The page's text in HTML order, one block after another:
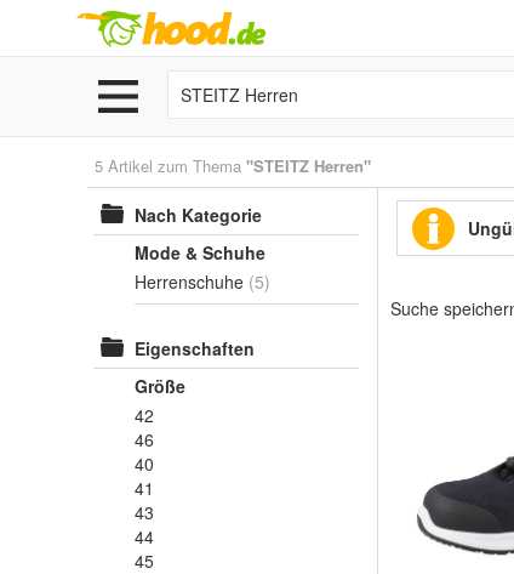
5 Artikel zum Thema "STEITZ Herren"
Nach Kategorie
Mode & Schuhe
Herrenschuhe (5)
Eigenschaften
Größe
42
46
40
41
43
44
45
Suche